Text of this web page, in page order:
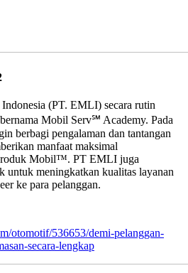
(PT. EMLI) secara rutin
Mobil Serv℠ Academy. Pada
berbagi pengalaman dan tantangan
manfaat maksimal
Mobil™. PT EMLI juga
untuk meningkatkan kualitas layanan
ke para pelanggan.
otomotif/536653/demi-pelanggan-
secara-lengkap